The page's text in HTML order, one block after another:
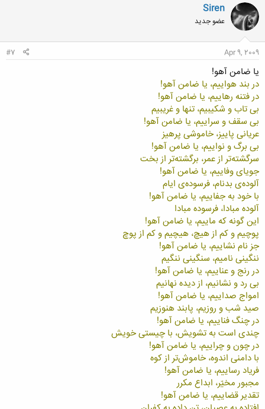
ن
ش
ه
ا
Siren
عضو جدید
Apr 9, 2009
#7
يا ضامن آهو!
در بند هواييم، يا ضامن آهو!
در فتنه رهاييم، يا ضامن آهو!
بی تاب و شکيبيم، تنها و غريبيم
بی سقف و سراييم، يا ضامن آهو!
عريانی پاييز، خاموشی پرهيز
بی برگ و نواييم، يا ضامن آهو!
سرگشته‌تر از عمر، برگشته‌تر از بخت
جويای وفاييم، يا ضامن آهو!
آلوده‌ی بدنام، فرسوده‌ی ايام
با خود به جفاييم، يا ضامن آهو!
آلوده مبادا، فرسوده مبادا
اين گونه که ماييم، يا ضامن آهو!
پوچيم و کم از هيچ، هيچيم و کم از پوچ
جز نام نشاييم، يا ضامن آهو!
ننگينی ناميم، سنگينی ننگيم
در رنج و عناييم، يا ضامن آهو!
بی رد و نشانيم، از ديده نهانيم
امواج صداييم، يا ضامن آهو!
صيد شب و روزيم، پابند هنوزيم
در چنگ فناييم، يا ضامن آهو!
چندی است به تشويش، با چيستی خويش
در چون و چراييم، يا ضامن آهو!
با دامنی اندوه، خاموش‌تر از کوه
فرياد رساييم، يا ضامن آهو!
مجبور مخيّر، ابداع مکرر
تقدير قضاييم، يا ضامن آهو!